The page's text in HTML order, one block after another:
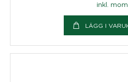
inkl.
LÄGG I